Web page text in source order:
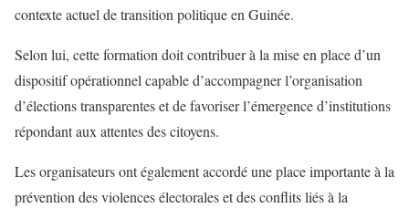
contexte actuel de transition politique en Guinée.
Selon lui, cette formation doit contribuer à la mise en place d’un
dispositif opérationnel capable d’accompagner l’organisation
d’élections transparentes et de favoriser l’émergence d’institutions
répondant aux attentes des citoyens.
Les organisateurs ont également accordé une place importante à la
prévention des violences électorales et des conflits liés à la